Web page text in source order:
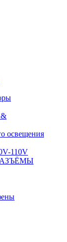
&
освещения
110V